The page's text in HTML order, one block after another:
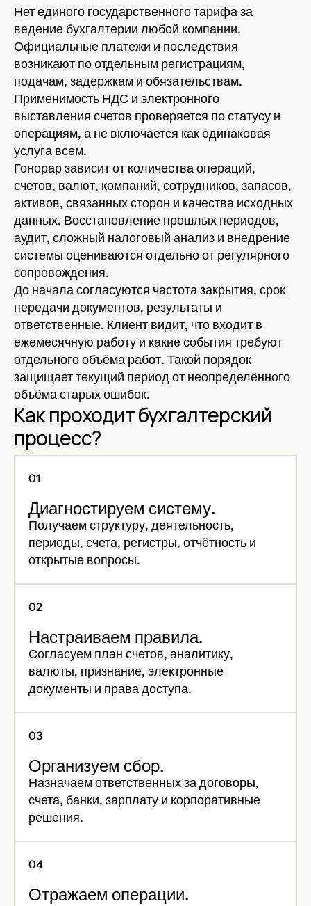
Нет единого государственного тарифа за
ведение бухгалтерии любой компании.
Официальные платежи и последствия
возникают по отдельным регистрациям,
подачам, задержкам и обязательствам.
Применимость НДС и электронного
выставления счетов проверяется по статусу и
операциям, а не включается как одинаковая
услуга всем.
Гонорар зависит от количества операций,
счетов, валют, компаний, сотрудников, запасов,
активов, связанных сторон и качества исходных
данных. Восстановление прошлых периодов,
аудит, сложный налоговый анализ и внедрение
системы оцениваются отдельно от регулярного
сопровождения.
До начала согласуются частота закрытия, срок
передачи документов, результаты и
ответственные. Клиент видит, что входит в
ежемесячную работу и какие события требуют
отдельного объёма работ. Такой порядок
защищает текущий период от неопределённого
объёма старых ошибок.
Как проходит бухгалтерский
процесс?
Диагностируем систему.
Получаем структуру, деятельность,
периоды, счета, регистры, отчётность и
открытые вопросы.
Настраиваем правила.
Согласуем план счетов, аналитику,
валюты, признание, электронные
документы и права доступа.
Организуем сбор.
Назначаем ответственных за договоры,
счета, банки, зарплату и корпоративные
решения.
Отражаем операции.